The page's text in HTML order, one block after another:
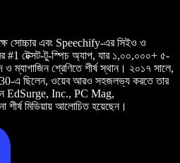
সোচ্চার এবং Speechify-এর সিইও ও
#1 টেক্সট-টু-স্পিচ অ্যাপ, যার ১,০০,০০০+ ৫-
ও ম্যাগাজিন শ্রেণিতে শীর্ষ স্থান। ২০১৭ সালে,
এ ছিলেন, ওয়েব আরও সহজলভ্য করতে তার
EdSurge, Inc., PC Mag,
মিডিয়ায় আলোচিত হয়েছেন।